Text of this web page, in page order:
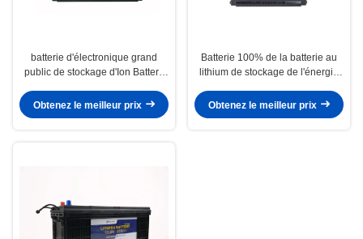
batterie d'électronique grand
public de stockage d'Ion Battery
12V 100Ah
Obtenez le meilleur prix
Batterie 100% de la batterie au
lithium de stockage de l'énergie
LiFePO4
Obtenez le meilleur prix